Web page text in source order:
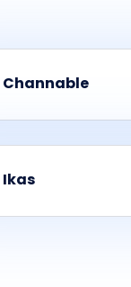
Channable
Ikas